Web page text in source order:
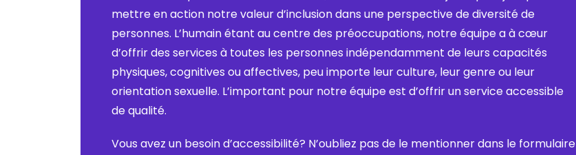
mettre en action notre valeur d’inclusion dans une perspective de diversité de
personnes. L’humain étant au centre des préoccupations, notre équipe a à cœur
d’offrir des services à toutes les personnes indépendamment de leurs capacités
physiques, cognitives ou affectives, peu importe leur culture, leur genre ou leur
orientation sexuelle. L’important pour notre équipe est d’offrir un service accessible
de qualité.
Vous avez un besoin d’accessibilité? N’oubliez pas de le mentionner dans le formulaire